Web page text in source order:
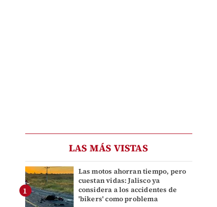
LAS MÁS VISTAS
Las motos ahorran tiempo, pero
cuestan vidas: Jalisco ya
considera a los accidentes de
'bikers' como problema